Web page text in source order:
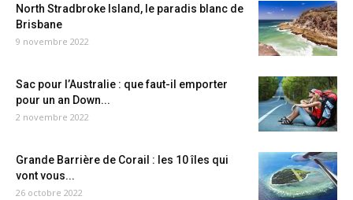
North Stradbroke Island, le paradis blanc de
Brisbane
9 novembre 2022
Sac pour l’Australie : que faut-il emporter
pour un an Down...
2 novembre 2022
Grande Barrière de Corail : les 10 îles qui
vont vous...
26 octobre 2022